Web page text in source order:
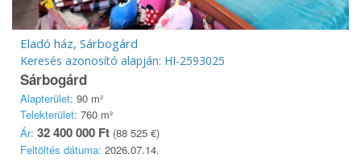
Eladó ház, Sárbogárd
Keresés azonosító alapján: HI-2593025
Sárbogárd
Alapterület: 90 m²
Telekterület: 760 m²
Ár: 32 400 000 Ft (88 525 €)
Feltöltés dátuma: 2026.07.14.